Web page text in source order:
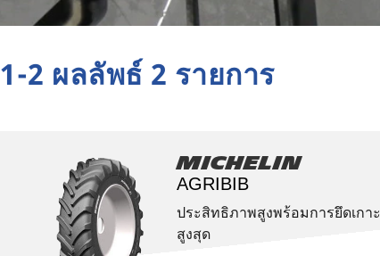
1-2 ผลลัพธ์ 2 รายการ
Michelin
AGRIBIB
ประสิทธิภาพสูงพร้อมการยึดเกาะ
สูงสุด